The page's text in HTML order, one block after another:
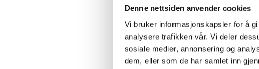
Denne nettsiden anvender cookies
Vi bruker informasjonskapsler for å
analysere trafikken vår. Vi deler
sosiale medier, annonsering og
dem, eller som de har samlet inn